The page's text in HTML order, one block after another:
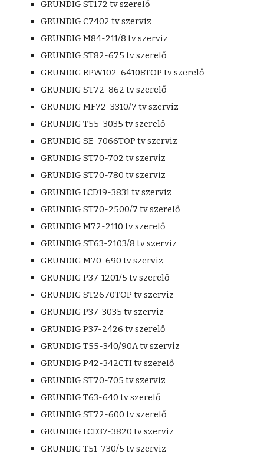
GRUNDIG ST172 tv szerelő
GRUNDIG C7402 tv szerviz
GRUNDIG M84-211/8 tv szerviz
GRUNDIG ST82-675 tv szerelő
GRUNDIG RPW102-64108TOP tv szerelő
GRUNDIG ST72-862 tv szerelő
GRUNDIG MF72-3310/7 tv szerviz
GRUNDIG T55-3035 tv szerelő
GRUNDIG SE-7066TOP tv szerviz
GRUNDIG ST70-702 tv szerviz
GRUNDIG ST70-780 tv szerviz
GRUNDIG LCD19-3831 tv szerviz
GRUNDIG ST70-2500/7 tv szerelő
GRUNDIG M72-2110 tv szerelő
GRUNDIG ST63-2103/8 tv szerviz
GRUNDIG M70-690 tv szerviz
GRUNDIG P37-1201/5 tv szerelő
GRUNDIG ST2670TOP tv szerviz
GRUNDIG P37-3035 tv szerviz
GRUNDIG P37-2426 tv szerelő
GRUNDIG T55-340/90A tv szerviz
GRUNDIG P42-342CTI tv szerelő
GRUNDIG ST70-705 tv szerviz
GRUNDIG T63-640 tv szerelő
GRUNDIG ST72-600 tv szerelő
GRUNDIG LCD37-3820 tv szerviz
GRUNDIG T51-730/5 tv szerviz